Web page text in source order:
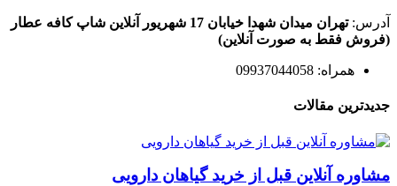
آدرس:تهران میدان شهدا خیابان 17 شهریور آنلاین شاپ کافه عطار
(فروش فقط به صورت آنلاین)
همراه: 09937044058
جدیدترین مقالات
مشاوره آنلاین قبل از خرید گیاهان دارویی